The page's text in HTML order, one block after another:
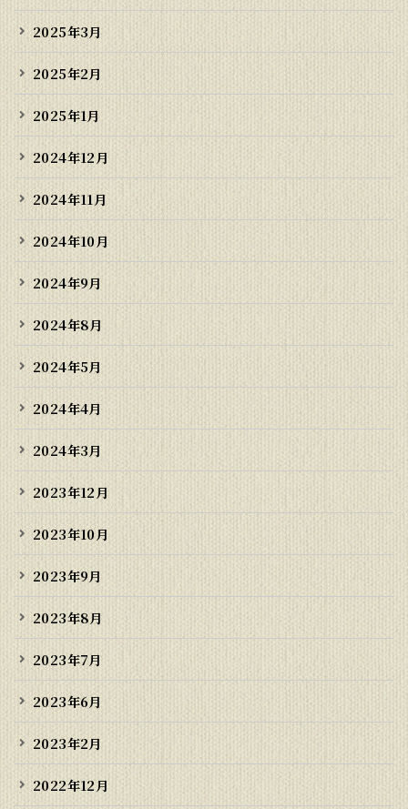
2025年3月
2025年2月
2025年1月
2024年12月
2024年11月
2024年10月
2024年9月
2024年8月
2024年5月
2024年4月
2024年3月
2023年12月
2023年10月
2023年9月
2023年8月
2023年7月
2023年6月
2023年2月
2022年12月